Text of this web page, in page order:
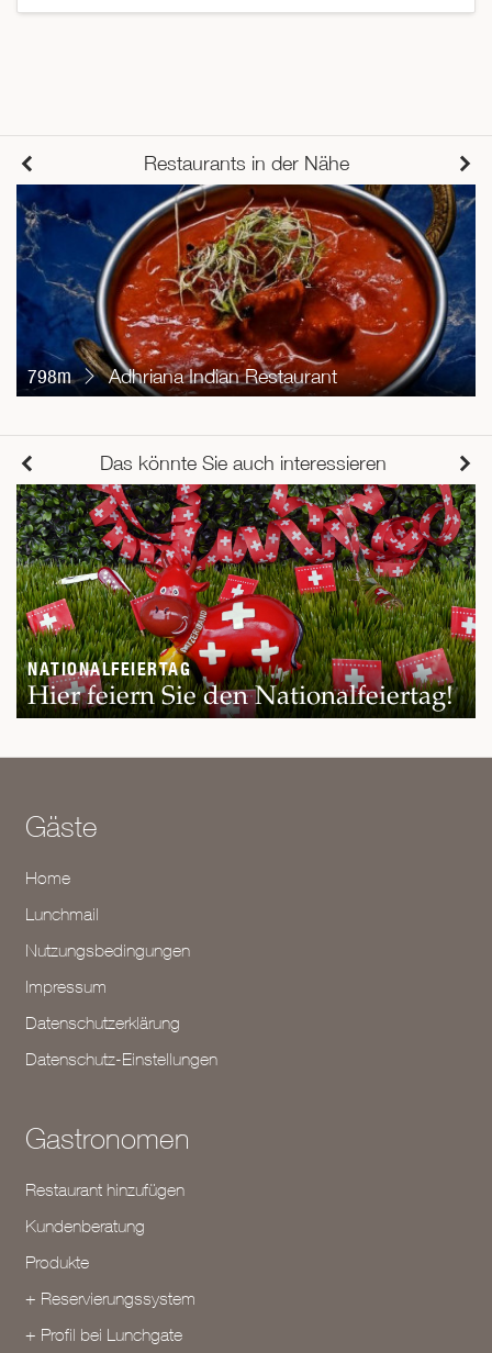
Restaurants in der Nähe
798m Adhriana Indian Restaurant
Das könnte Sie auch interessieren
NATIONALFEIERTAG
Hier feiern Sie den Nationalfeiertag!
Gäste
Home
Lunchmail
Nutzungsbedingungen
Impressum
Datenschutzerklärung
Datenschutz-Einstellungen
Gastronomen
Restaurant hinzufügen
Kundenberatung
Produkte
+ Reservierungssystem
+ Profil bei Lunchgate